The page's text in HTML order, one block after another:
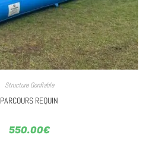
Structure Gonflable
PARCOURS REQUIN
550.00€